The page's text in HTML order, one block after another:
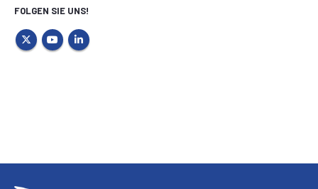
FOLGEN SIE UNS!